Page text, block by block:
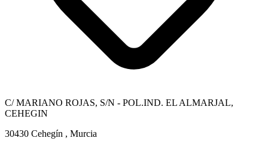
C/ MARIANO ROJAS, S/N - POL.IND. EL ALMARJAL,
CEHEGIN
30430 Cehegín , Murcia